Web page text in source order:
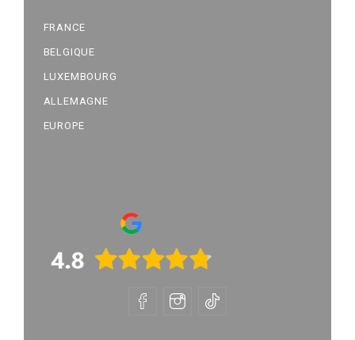
FRANCE
BELGIQUE
LUXEMBOURG
ALLEMAGNE
EUROPE